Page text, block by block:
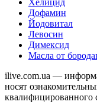
Хелицид
Дофамин
Йодовитал
Левосин
Димексид
Масла от
ilive.com.ua —
носят
квалифицированного